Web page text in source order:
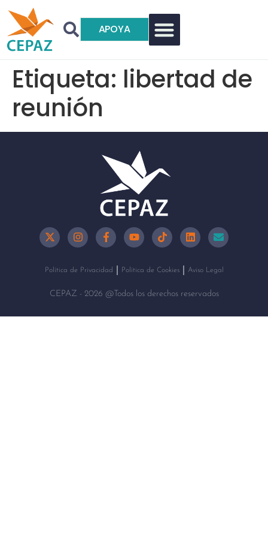
APOYA
Etiqueta: libertad de
reunión
Política de Privacidad Política de Cookies Aviso Legal
CEPAZ - 2026 @Todos los derechos reservados